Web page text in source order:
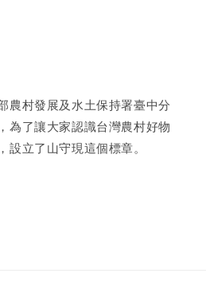
農村發展及水土保持署臺中分
為了讓大家認識台灣農村好物
設立了山守現這個標章。